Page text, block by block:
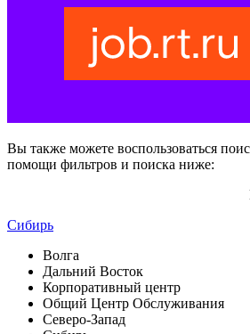
Вы также можете воспользоваться
помощи фильтров и поиска ниже:
Сибирь
Волга
Дальний Восток
Корпоративный центр
Общий Центр Обслуживания
Северо-Запад